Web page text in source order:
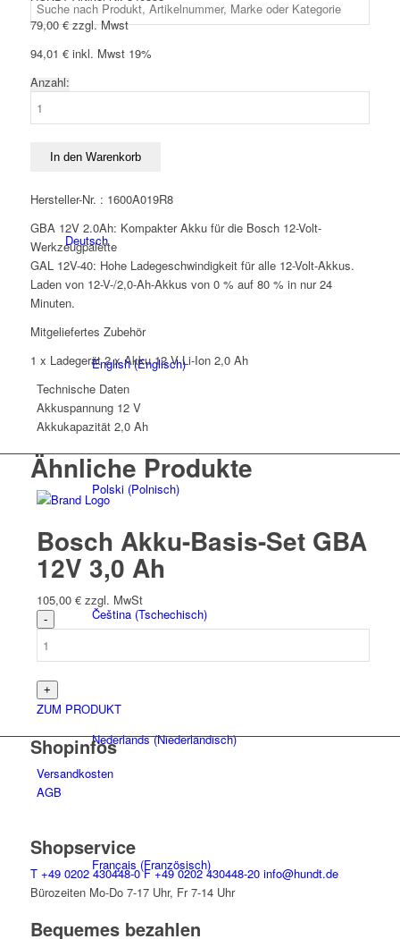
Deutsch
English(Englisch)
Polski(Polnisch)
Čeština(Tschechisch)
Nederlands(Niederländisch)
Français (Französisch)
79,00€zzgl. Mwst
94,01 €inkl. Mwst 19%
Anzahl:
12V
Ah
Menge
In den Warenkorb
Hersteller-Nr. : 1600A019R8
GBA 12V 2.0Ah: Kompakter Akku für die Bosch 12-Volt-
Werkzeugpalette
GAL 12V-40: Hohe Ladegeschwindigkeit für alle 12-Volt-Akkus.
Laden von 12-V-/2,0-Ah-Akkus von 0 % auf 80 % in nur 24
Minuten.
Mitgeliefertes Zubehör
1 x Ladegerät 2 x Akku 12 V Li-Ion 2,0 Ah
Technische Daten
Akkuspannung 12 V
Akkukapazität 2,0 Ah
Ähnliche Produkte
Bosch Akku-Basis-Set GBA
12V 3,0 Ah
105,00 € zzgl. MwSt
ZUM PRODUKT
Shopinfos
Versandkosten
AGB
Shopservice
T +49 0202 430448-0 F+49 0202 430448-20 info@hundt.de
Bürozeiten Mo-Do 7-17 Uhr, Fr 7-14 Uhr
Bequemes bezahlen